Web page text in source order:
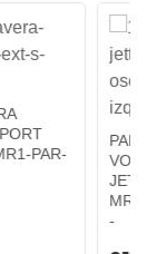
PAR DE
VOLKSWAGEN
MR1-PAR-17-